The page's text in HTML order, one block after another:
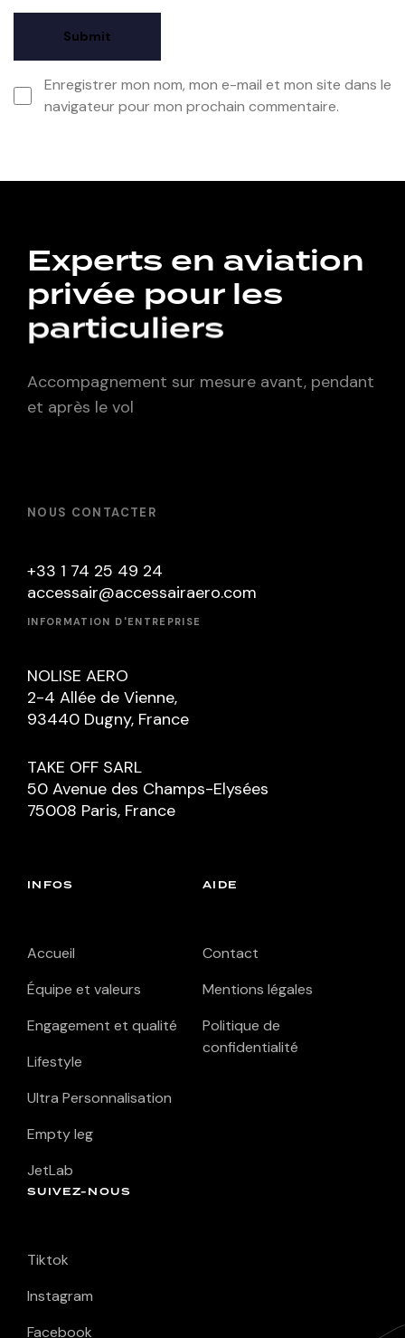
Enregistrer mon nom, mon e-mail et mon site dans le
navigateur pour mon prochain commentaire.
Experts en aviation
privée pour les
particuliers
Accompagnement sur mesure avant, pendant
et après le vol
NOUS CONTACTER
+33 1 74 25 49 24
accessair@accessairaero.com
INFORMATION D'ENTREPRISE
NOLISE AERO
2-4 Allée de Vienne,
93440 Dugny, France
TAKE OFF SARL
50 Avenue des Champs-Elysées
75008 Paris, France
INFOS
Accueil
Équipe et valeurs
Engagement et qualité
Lifestyle
Ultra Personnalisation
Empty leg
JetLab
AIDE
Contact
Mentions légales
Politique de
confidentialité
SUIVEZ-NOUS
Tiktok
Instagram
Facebook